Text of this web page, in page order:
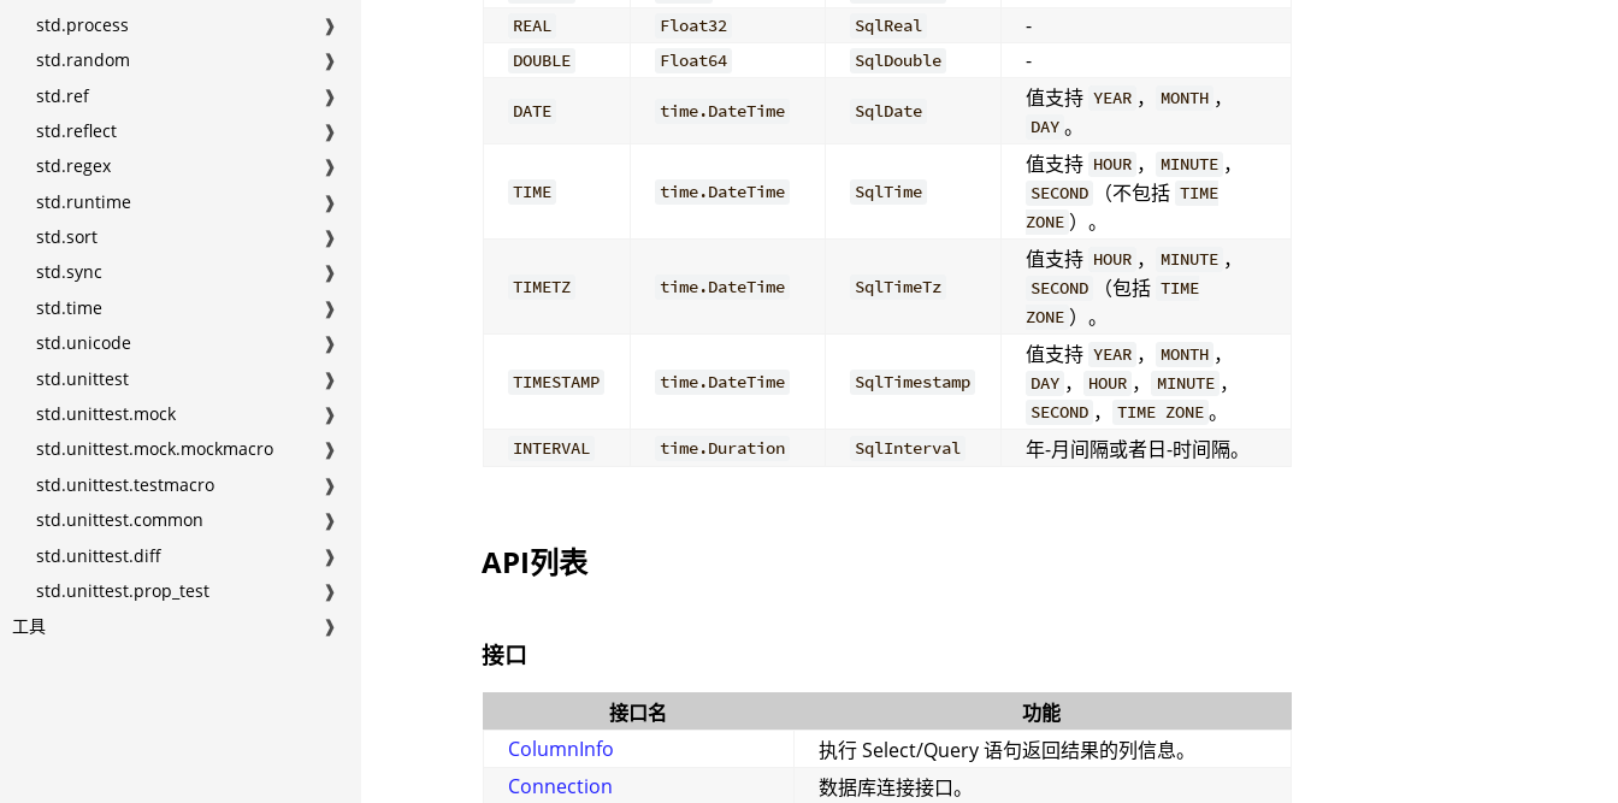
std.process
❱
std.random
❱
std.ref
❱
std.reflect
❱
std.regex
❱
std.runtime
❱
std.sort
❱
std.sync
❱
std.time
❱
std.unicode
❱
std.unittest
❱
std.unittest.mock
❱
std.unittest.mock.mockmacro
❱
std.unittest.testmacro
❱
std.unittest.common
❱
std.unittest.diff
❱
std.unittest.prop_test
❱
工具
❱
REAL Float32 SqlReal -
DOUBLE Float64 SqlDouble -
DATE time.DateTime SqlDate
值支持 YEAR ， MONTH ，
DAY 。
TIME time.DateTime SqlTime
值支持 HOUR ， MINUTE ，
SECOND （不包括 TIME
ZONE ）。
TIMETZ time.DateTime SqlTimeTz
值支持 HOUR ， MINUTE ，
SECOND （包括 TIME
ZONE ）。
TIMESTAMP time.DateTime SqlTimestamp
值支持 YEAR ， MONTH ，
DAY ， HOUR ， MINUTE ，
SECOND ， TIME ZONE 。
INTERVAL time.Duration SqlInterval 年-月间隔或者日-时间隔。
API列表
接口
接口名
功能
ColumnInfo
执行 Select/Query 语句返回结果的列信息。
Connection
数据库连接接口。